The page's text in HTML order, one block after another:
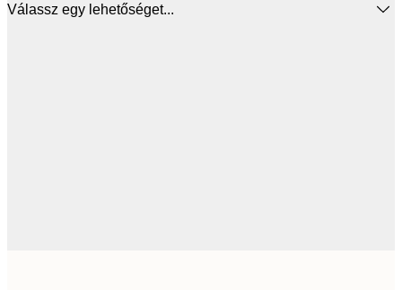
Válassz egy lehetőséget...